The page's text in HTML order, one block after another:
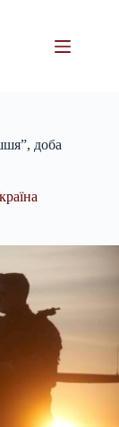
доба